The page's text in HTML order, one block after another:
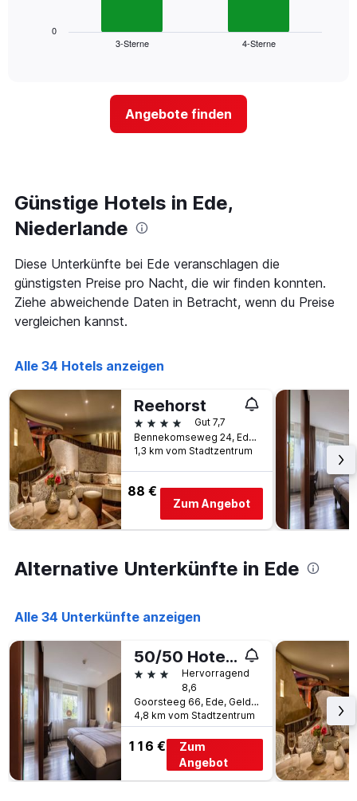
Achse,
die
den
Zimmerpreis
für
heute
Nacht
in
3
anzeigt.
zeigt
Tagen,
aggregiert
nach
Diagramm
hat
1
X-
Achse,
die
nach
Sternen
anzeigt
Das
Diagramm
hat
1
Y-
Achse,
die
durchschnittlichen
Zimmerpreis
Wochenende
der
den
letzten
Tagen
gefunden
wurde.
3-Sterne 4-Sterne
0
Angebote finden
Günstige Hotels in Ede,
Niederlande
Diese Unterkünfte bei Ede veranschlagen die
günstigsten Preise pro Nacht, die wir finden konnten.
Ziehe abweichende Daten in Betracht, wenn du Preise
vergleichen kannst.
Alle 34 Hotels anzeigen
Reehorst
4 Sterne
Gut 7,7
Bennekomseweg 24, Ede, Gelderland, Niederlande
1,3 km vom Stadtzentrum
88 €
Zum Angebot
Alternative Unterkünfte in Ede
Alle 34 Unterkünfte anzeigen
50/50 Hotel Belmont
3 SterneHervorragend
8,6
Goorsteeg 66, Ede, Gelderland, Niederlande
4,8 km vom Stadtzentrum
116 €
Zum
Angebot